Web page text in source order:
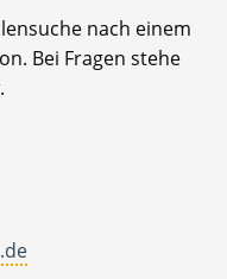
nach einem
Bei Fragen stehe